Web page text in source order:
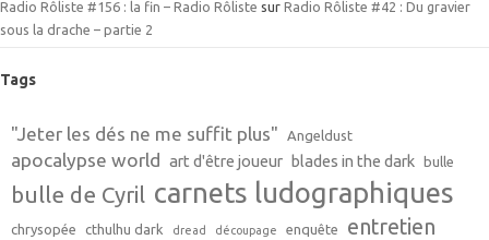
Radio Rôliste #156 : la fin – Radio Rôliste sur Radio Rôliste #42 : Du gravier
sous la drache – partie 2
Tags
"Jeter les dés ne me suffit plus" Angeldust
apocalypse world art d'être joueur blades in the dark bulle
bulle de Cyril carnets ludographiques
chrysopée cthulhu dark dread découpage enquête entretien